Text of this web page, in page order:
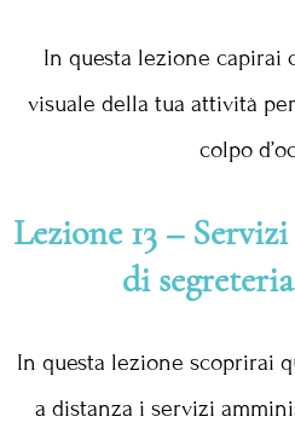
In questa lezione capirai
visuale della tua attività
colpo
Lezione 13 –
di
In questa lezione scoprirai
a distanza i servizi